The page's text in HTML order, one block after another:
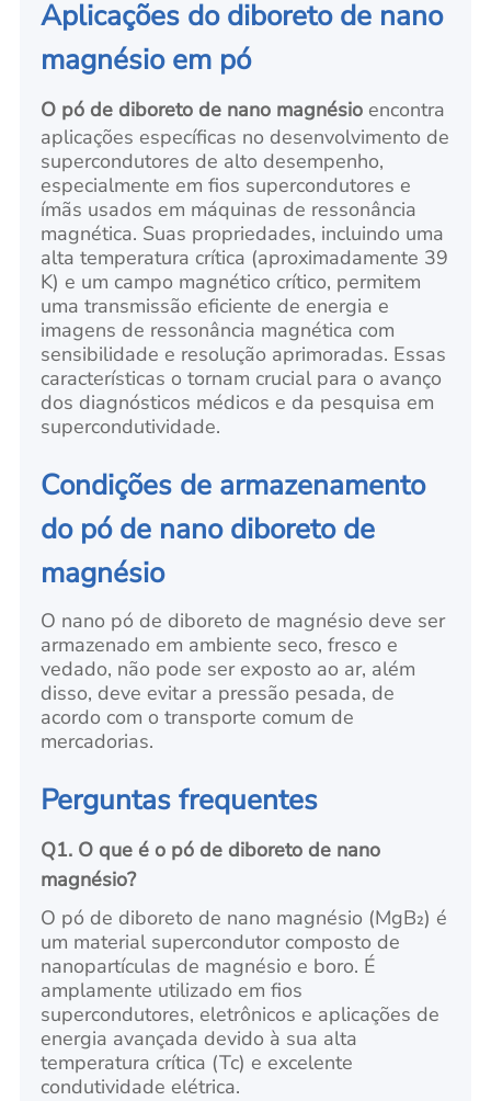
Aplicações do diboreto de nano
magnésio em pó
O pó de diboreto de nano magnésio encontra
aplicações específicas no desenvolvimento de
supercondutores de alto desempenho,
especialmente em fios supercondutores e
ímãs usados em máquinas de ressonância
magnética. Suas propriedades, incluindo uma
alta temperatura crítica (aproximadamente 39
K) e um campo magnético crítico, permitem
uma transmissão eficiente de energia e
imagens de ressonância magnética com
sensibilidade e resolução aprimoradas. Essas
características o tornam crucial para o avanço
dos diagnósticos médicos e da pesquisa em
supercondutividade.
Condições de armazenamento
do pó de nano diboreto de
magnésio
O nano pó de diboreto de magnésio deve ser
armazenado em ambiente seco, fresco e
vedado, não pode ser exposto ao ar, além
disso, deve evitar a pressão pesada, de
acordo com o transporte comum de
mercadorias.
Perguntas frequentes
Q1. O que é o pó de diboreto de nano
magnésio?
O pó de diboreto de nano magnésio (MgB₂) é
um material supercondutor composto de
nanopartículas de magnésio e boro. É
amplamente utilizado em fios
supercondutores, eletrônicos e aplicações de
energia avançada devido à sua alta
temperatura crítica (Tc) e excelente
condutividade elétrica.